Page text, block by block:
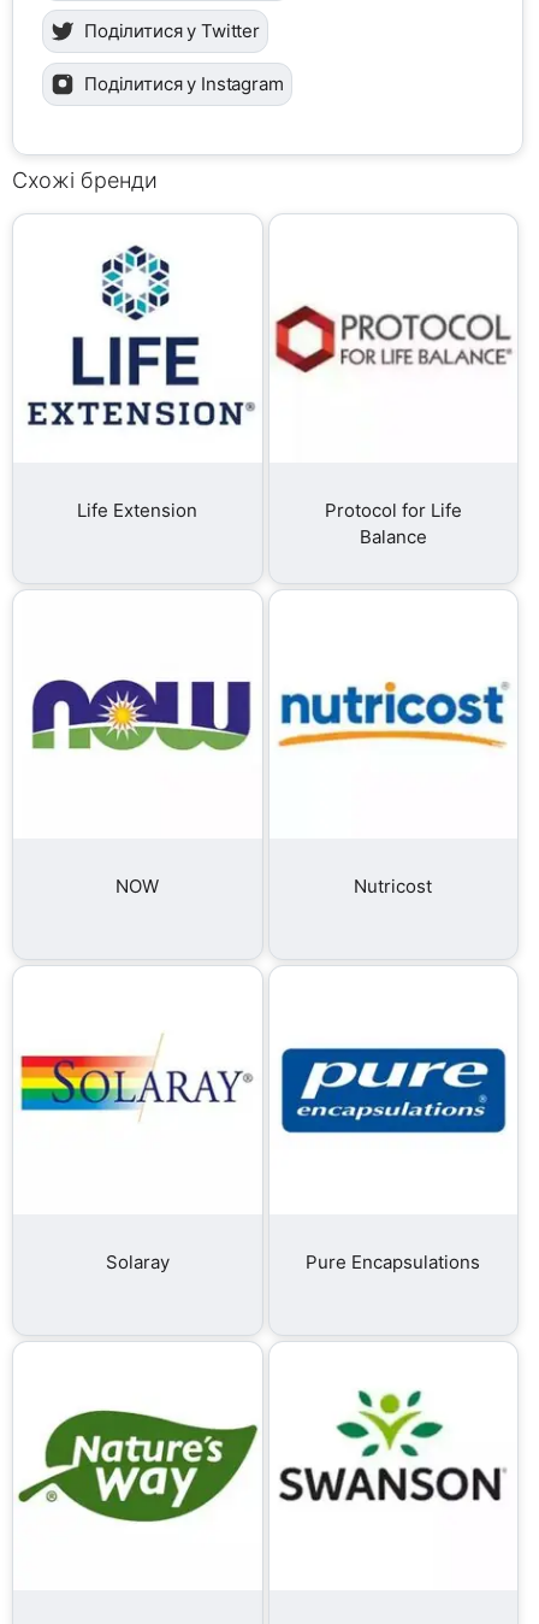
Поділитися у Twitter
Поділитися у Instagram
Схожі бренди
Life Extension
Protocol for Life
Balance
NOW Nutricost
Solaray Pure Encapsulations